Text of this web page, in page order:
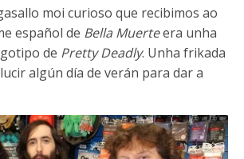
moi curioso que recibimos ao
español de Bella Muerteera unha
de Pretty Deadly. Unha frikada
algún día de verán para dar a